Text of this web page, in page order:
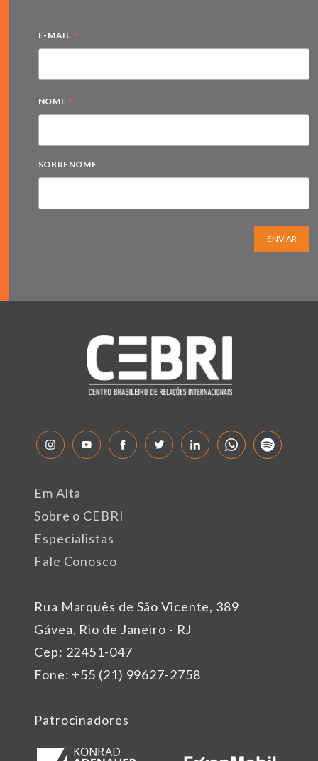
E-MAIL *
NOME *
SOBRENOME
ENVIAR
Rua Marquês de São Vicente, 389
Gávea, Rio de Janeiro - RJ
Cep: 22451-047
Fone: +55 (21) 99627-2758
Em Alta
Sobre o CEBRI
Especialistas
Fale Conosco
Patrocinadores